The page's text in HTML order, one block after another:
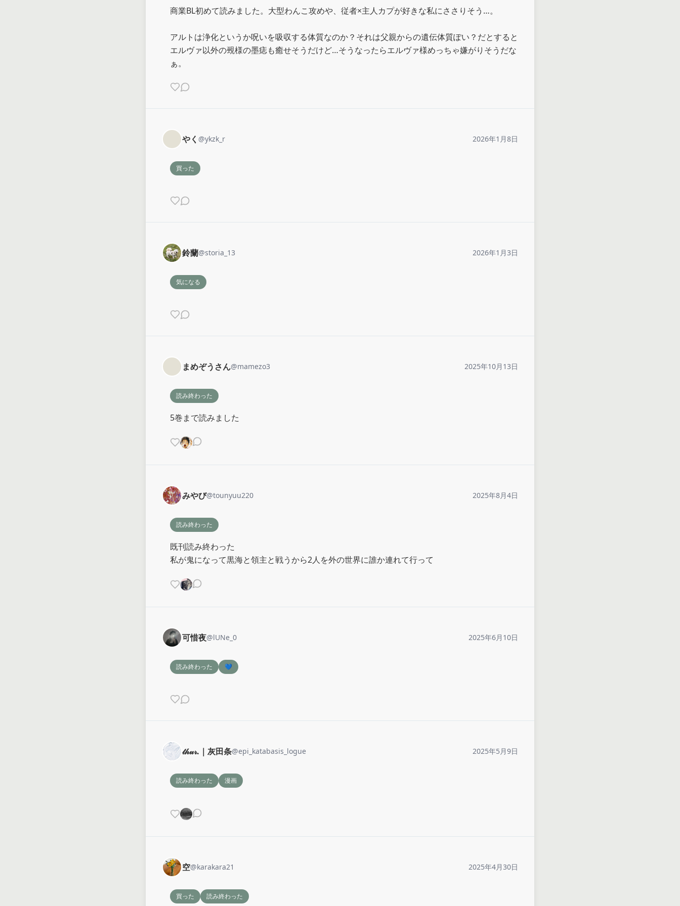
商業BL初めて読みました。大型わんこ攻めや、従者×主人カプが好きな私にささりそう…。
アルトは浄化というか呪いを吸収する体質なのか？それは父親からの遺伝体質ぽい？だとすると
エルヴァ以外の覡様の墨痣も癒せそうだけど…そうなったらエルヴァ様めっちゃ嫌がりそうだな
ぁ。
やく @ykzk_r 2026年1月8日
買った
鈴蘭@storia_13 2026年1月3日
気になる
まめぞうさん@mamezo3 2025年10月13日
読み終わった
5巻まで読みました
みやび@tounyuu220 2025年8月4日
読み終わった
既刊読み終わった
私が鬼になって黒海と領主と戦うから2人を外の世界に誰か連れて行って
可惜夜@lUNe_0 2025年6月10日
読み終わった 💙
𝓉𝒽𝓊𝓇.｜灰田条@epi_katabasis_logue 2025年5月9日
読み終わった 漫画
空@karakara21 2025年4月30日
買った 読み終わった